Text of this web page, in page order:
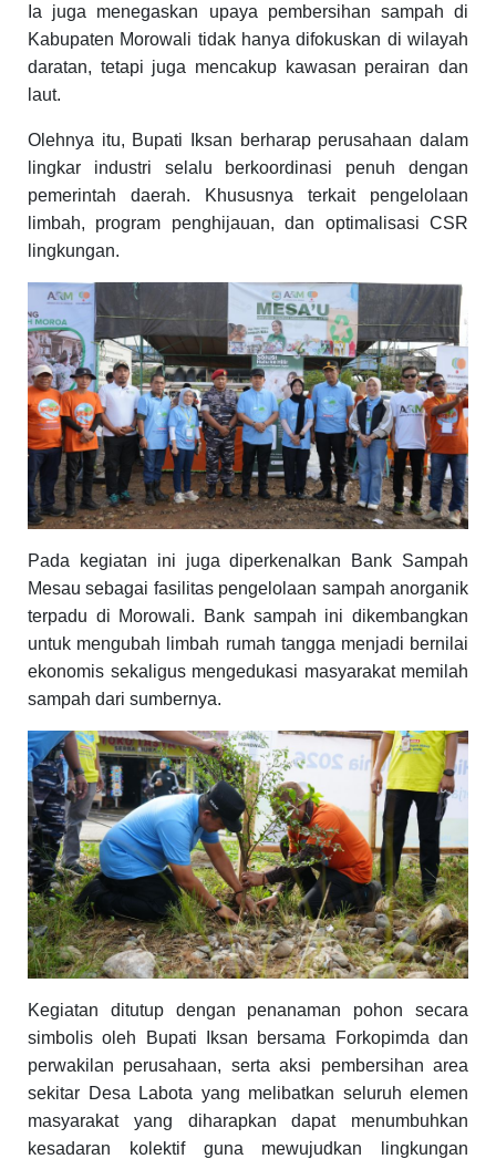
Ia juga menegaskan upaya pembersihan sampah di
Kabupaten Morowali tidak hanya difokuskan di wilayah
daratan, tetapi juga mencakup kawasan perairan dan
laut.
Olehnya itu, Bupati Iksan berharap perusahaan dalam
lingkar industri selalu berkoordinasi penuh dengan
pemerintah daerah. Khususnya terkait pengelolaan
limbah, program penghijauan, dan optimalisasi CSR
lingkungan.
Pada kegiatan ini juga diperkenalkan Bank Sampah
Mesau sebagai fasilitas pengelolaan sampah anorganik
terpadu di Morowali. Bank sampah ini dikembangkan
untuk mengubah limbah rumah tangga menjadi bernilai
ekonomis sekaligus mengedukasi masyarakat memilah
sampah dari sumbernya.
Kegiatan ditutup dengan penanaman pohon secara
simbolis oleh Bupati Iksan bersama Forkopimda dan
perwakilan perusahaan, serta aksi pembersihan area
sekitar Desa Labota yang melibatkan seluruh elemen
masyarakat yang diharapkan dapat menumbuhkan
kesadaran kolektif guna mewujudkan lingkungan